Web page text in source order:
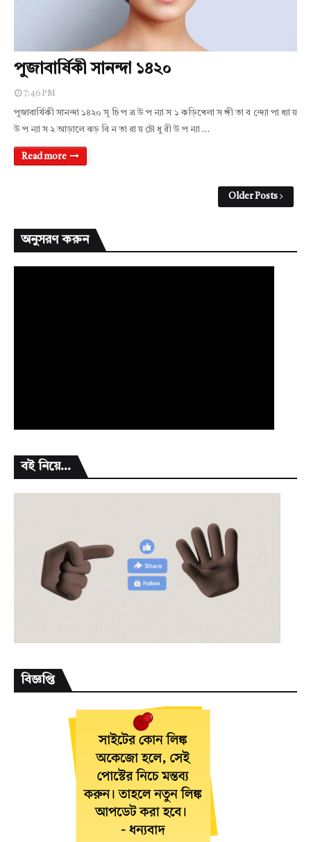
পুজাবার্ষিকী সানন্দা ১৪২০
7:46 PM
পুজাবার্ষিকী সানন্দা ১৪২০ সূ চি প ত্র উ প ন্যা স ১ কড়িখেলা স ঙ্গী তা ব ন্দ্যো পা ধ্যা য়
উ প ন্যা স ২ আড়ালে ঝড় বি ন তা রা য় চৌ ধু রী উ প ন্যা …
Read more
Older Posts
অনুসরণ করুন
বই নিয়ে...
বিজ্ঞপ্তি